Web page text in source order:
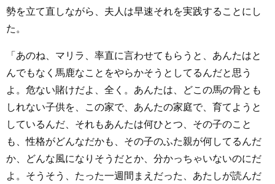
勢を立て直しながら、夫人は早速それを実践することにし
た。
「あのね、マリラ、率直に言わせてもらうと、あんたはと
んでもなく馬鹿なことをやらかそうとしてるんだと思う
よ。危ない賭けだよ、全く。あんたは、どこの馬の骨とも
しれない子供を、この家で、あんたの家庭で、育てようと
しているんだ、それもあんたは何ひとつ、その子のこと
も、性格がどんなだかも、その子のふた親が何してるんだ
か、どんな風になりそうだとか、分かっちゃいないのにだ
よ。そうそう、たった一週間まえだった、あたしが読んだ